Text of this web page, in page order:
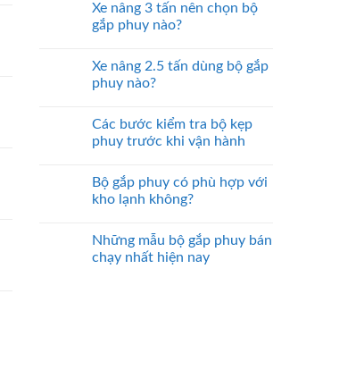
Xe nâng 3 tấn nên chọn bộ
gắp phuy nào?
Xe nâng 2.5 tấn dùng bộ gắp
phuy nào?
Các bước kiểm tra bộ kẹp
phuy trước khi vận hành
Bộ gắp phuy có phù hợp với
kho lạnh không?
Những mẫu bộ gắp phuy bán
chạy nhất hiện nay